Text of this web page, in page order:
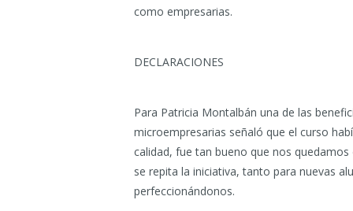
como empresarias.
DECLARACIONES
Para Patricia Montalbán una de las
microempresarias señaló que el curso
calidad, fue tan bueno que nos
se repita la iniciativa, tanto para nuevas
perfeccionándonos.